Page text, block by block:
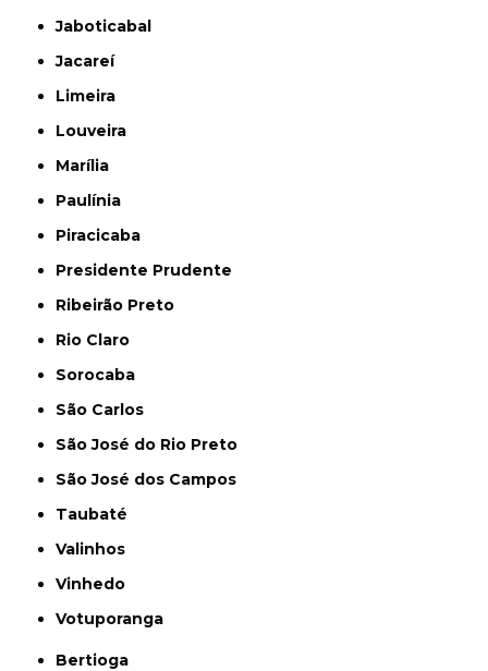
Jaboticabal
Jacareí
Limeira
Louveira
Marília
Paulínia
Piracicaba
Presidente Prudente
Ribeirão Preto
Rio Claro
Sorocaba
São Carlos
São José do Rio Preto
São José dos Campos
Taubaté
Valinhos
Vinhedo
Votuporanga
Bertioga